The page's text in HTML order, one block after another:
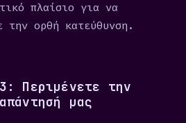
πλαίσιο για να
την ορθή κατεύθυνση.
Περιμένετε την
απάντησή μας